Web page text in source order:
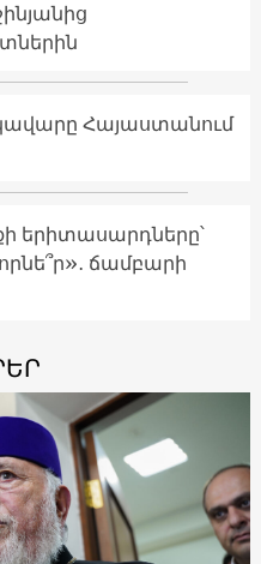
Հայաստանում
երիտասարդները՝
ճամբարի